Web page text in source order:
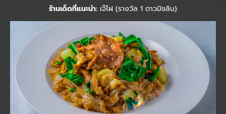
ร้านเด็ดที่แนะนำ: เจ๊ไฝ (รางวัล 1 ดาวมิชลิน)